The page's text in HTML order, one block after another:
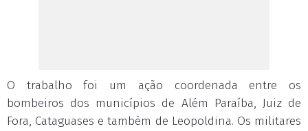
O trabalho foi um ação coordenada entre os
bombeiros dos municípios de Além Paraíba, Juiz de
Fora, Cataguases e também de Leopoldina. Os militares